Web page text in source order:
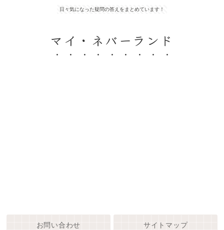
日々気になった疑問の答えをまとめています！
マイ・ネバーランド
お問い合わせ サイトマップ